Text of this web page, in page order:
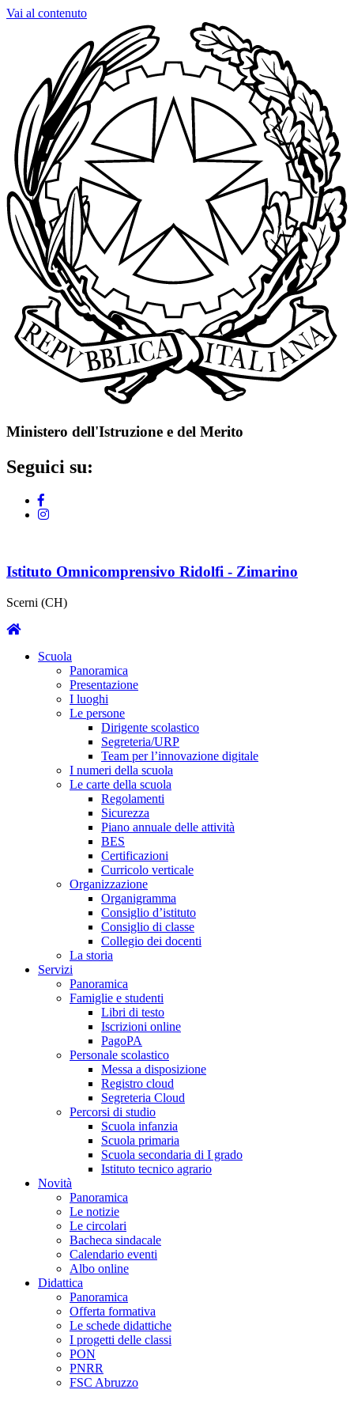
Vai al contenuto
Ministero dell'Istruzione e del Merito
Seguici su:
Istituto Omnicomprensivo Ridolfi - Zimarino
Scerni (CH)
Scuola
Panoramica
Presentazione
I luoghi
Le persone
Dirigente scolastico
Segreteria/URP
Team per l’innovazione digitale
I numeri della scuola
Le carte della scuola
Regolamenti
Sicurezza
Piano annuale delle attività
BES
Certificazioni
Curricolo verticale
Organizzazione
Organigramma
Consiglio d’istituto
Consiglio di classe
Collegio dei docenti
La storia
Servizi
Panoramica
Famiglie e studenti
Libri di testo
Iscrizioni online
PagoPA
Personale scolastico
Messa a disposizione
Registro cloud
Segreteria Cloud
Percorsi di studio
Scuola infanzia
Scuola primaria
Scuola secondaria di I grado
Istituto tecnico agrario
Novità
Panoramica
Le notizie
Le circolari
Bacheca sindacale
Calendario eventi
Albo online
Didattica
Panoramica
Offerta formativa
Le schede didattiche
I progetti delle classi
PON
PNRR
FSC Abruzzo